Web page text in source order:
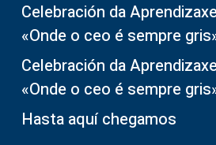
Celebración da
«Onde o ceo é sempre
Celebración da
«Onde o ceo é sempre
Hasta aquí chegamos